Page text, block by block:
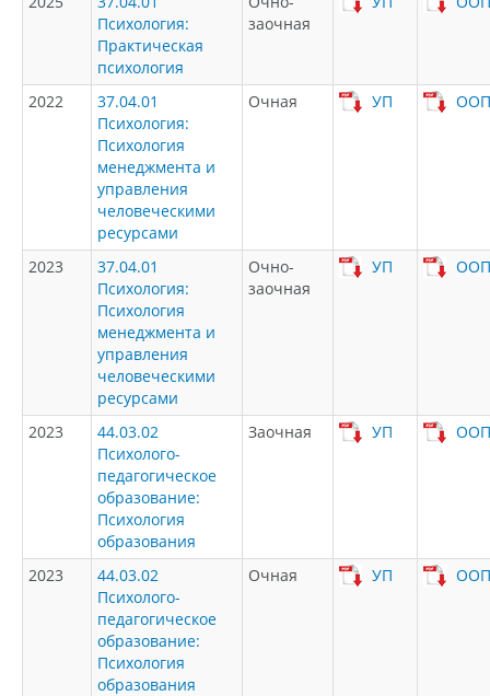
Психология:
Практическая
психология
заочная
2022
37.04.01
Психология:
Психология
менеджмента и
управления
человеческими
ресурсами
Очная УП ООП
2023
37.04.01
Психология:
Психология
менеджмента и
управления
человеческими
ресурсами
Очно-
заочная
УП ООП
2023
44.03.02
Психолого-
педагогическое
образование:
Психология
образования
Заочная УП ООП
2023
44.03.02
Психолого-
педагогическое
образование:
Психология
образования
Очная УП ООП